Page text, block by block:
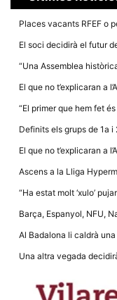
Places vacants RFEF o
El soci decidirà el futur
“Una Assemblea
El que no t’explicaran a
“El primer que hem fet
Definits els grups de 1a i
El que no t’explicaran a
Ascens a la Lliga
“Ha estat molt ‘xulo’
Barça, Espanyol, NFU,
Al Badalona li caldrà
Una altra vegada